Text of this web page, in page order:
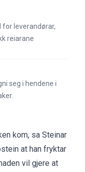
for leverandørar,
reiarane
seg i hendene i
kom, sa Steinar
at han fryktar
vil gjere at